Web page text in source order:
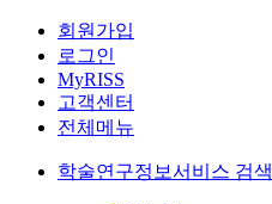
회원가입
로그인
MyRISS
고객센터
전체메뉴
학술연구정보서비스 검색